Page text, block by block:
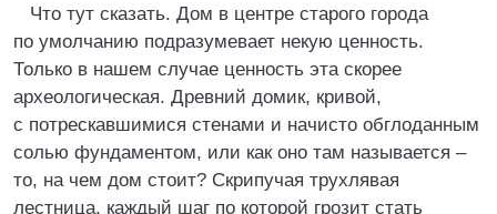
Что тут сказать. Дом в центре старого города
по умолчанию подразумевает некую ценность.
Только в нашем случае ценность эта скорее
археологическая. Древний домик, кривой,
с потрескавшимися стенами и начисто обглоданным
солью фундаментом, или как оно там называется –
то, на чем дом стоит? Скрипучая трухлявая
лестница, каждый шаг по которой грозит стать